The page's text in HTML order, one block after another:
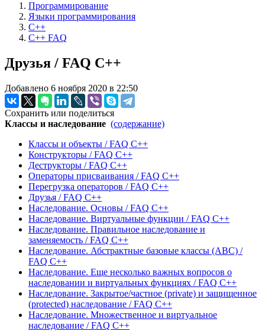
Программирование
Языки программирования
C++
C++ FAQ
Друзья / FAQ C++
Добавлено 6 ноября 2020 в 22:50
Сохранить или поделиться
Классы и наследование (содержание)
Классы и объекты / FAQ C++
Конструкторы / FAQ C++
Деструкторы / FAQ C++
Операторы присваивания / FAQ C++
Перегрузка операторов / FAQ C++
Друзья / FAQ C++
Наследование. Основы / FAQ C++
Наследование. Виртуальные функции / FAQ C++
Наследование. Правильное наследование и
заменяемость / FAQ C++
Наследование. Абстрактные базовые классы (ABC) /
FAQ C++
Наследование. Еще несколько важных вопросов о
наследовании и виртуальных функциях / FAQ C++
Наследование. Закрытое/частное (private) и защищенное
(protected) наследование / FAQ C++
Наследование. Множественное и виртуальное
наследование / FAQ C++